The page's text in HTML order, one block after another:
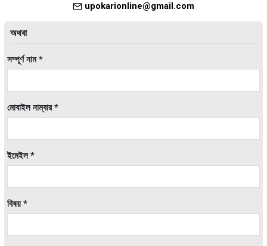
upokarionline@gmail.com
অথবা
সম্পূর্ণ নাম *
মোবাইল নাম্বার *
ইমেইল *
বিষয় *